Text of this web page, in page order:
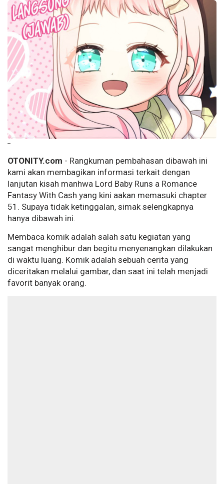
--
OTONITY.com - Rangkuman pembahasan dibawah ini
kami akan membagikan informasi terkait dengan
lanjutan kisah manhwa Lord Baby Runs a Romance
Fantasy With Cash yang kini aakan memasuki chapter
51. Supaya tidak ketinggalan, simak selengkapnya
hanya dibawah ini.
Membaca komik adalah salah satu kegiatan yang
sangat menghibur dan begitu menyenangkan dilakukan
di waktu luang. Komik adalah sebuah cerita yang
diceritakan melalui gambar, dan saat ini telah menjadi
favorit banyak orang.